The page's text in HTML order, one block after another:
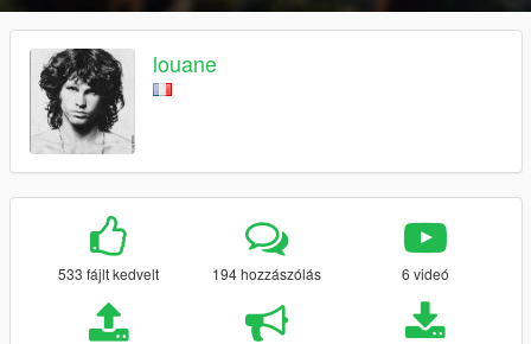
louane
533 fájlt kedvelt 194 hozzászólás 6 videó